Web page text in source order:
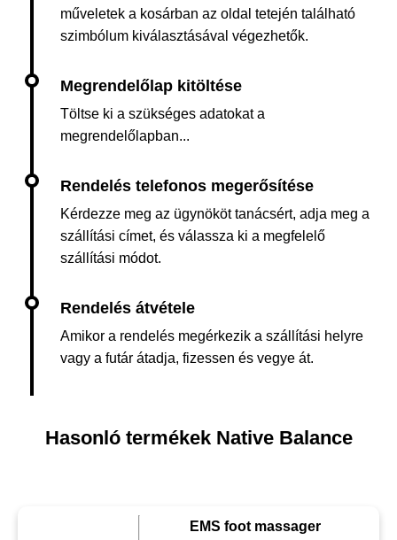
műveletek a kosárban az oldal tetején található
szimbólum kiválasztásával végezhetők.
Töltse ki a szükséges adatokat a
megrendelőlapban...
Kérdezze meg az ügynököt tanácsért, adja meg a
szállítási címet, és válassza ki a megfelelő
szállítási módot.
Amikor a rendelés megérkezik a szállítási helyre
vagy a futár átadja, fizessen és vegye át.
Hasonló termékek Native Balance
EMS foot massager